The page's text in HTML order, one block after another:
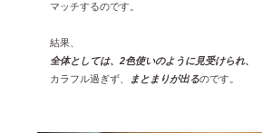
マッチするのです。
結果、
全体としては、2色使いのように見受けられ、
カラフル過ぎず、
まとまりが出るのです。